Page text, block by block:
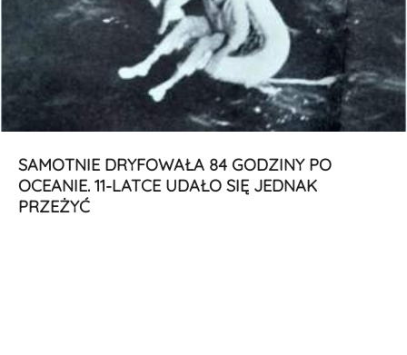
SAMOTNIE DRYFOWAŁA 84 GODZINY PO
OCEANIE. 11-LATCE UDAŁO SIĘ JEDNAK
PRZEŻYĆ